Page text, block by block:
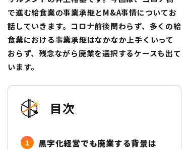
で進む給食業の事業承継とM&A事情についてお
話していきます。コロナ前後関わらず、多くの給
食業における事業承継はなかなか上手くいって
おらず、残念ながら廃業を選択するケースも出て
います。
目次
黒字化経営でも廃業する背景は